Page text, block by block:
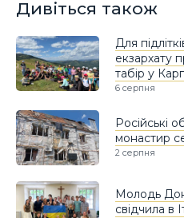
Дивіться також
Для
екзархату
табір у
6 серпня
Російські
монастир
2 серпня
Молодь
свідчила в